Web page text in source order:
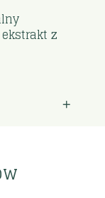
z